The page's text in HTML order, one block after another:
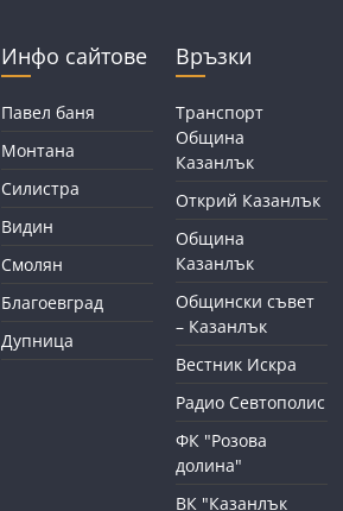
Инфо сайтове
Павел баня
Монтана
Силистра
Видин
Смолян
Благоевград
Дупница
Връзки
Транспорт
Община
Казанлък
Открий Казанлък
Община
Казанлък
Общински съвет
– Казанлък
Вестник Искра
Радио Севтополис
ФК "Розова
долина"
ВК "Казанлък